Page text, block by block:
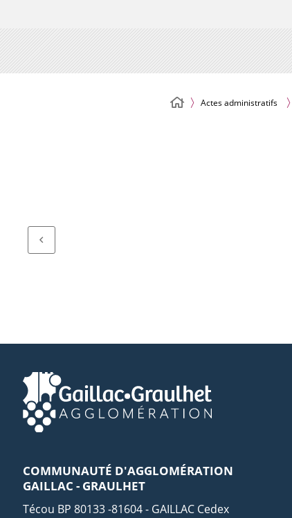
Actes administratifs
COMMUNAUTÉ D'AGGLOMÉRATION
GAILLAC - GRAULHET
Técou BP 80133 -81604 - GAILLAC Cedex